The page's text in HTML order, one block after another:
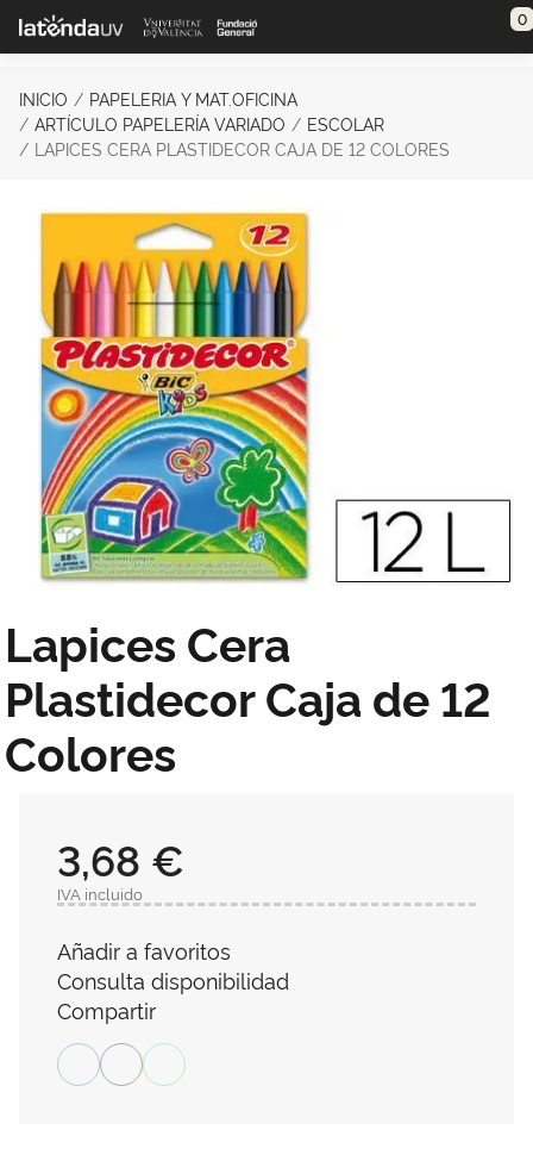
Saltar al contenido principal 0
INICIO
PAPELERIA Y MAT.OFICINA
ARTÍCULO PAPELERÍA VARIADO
ESCOLAR
LAPICES CERA PLASTIDECOR CAJA DE 12 COLORES
Lapices Cera
Plastidecor Caja de 12
Colores
3,68 €
IVA incluido
Añadir a favoritos
Consulta disponibilidad
Compartir